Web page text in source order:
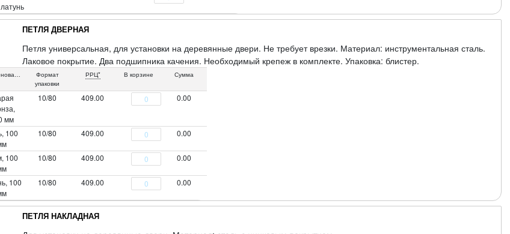
ПЕТЛЯ ДВЕРНАЯ
Петля универсальная, для установки на деревянные двери. Не требует врезки. Материал: инструментальная сталь.
Лаковое покрытие. Два подшипника качения. Необходимый крепеж в комплекте. Упаковка: блистер.
Наименование
Формат
упаковки
РРЦ* В корзине Сумма
мм
10/80 409.00 0.00
100
10/80 409.00 0.00
100
10/80 409.00 0.00
100
10/80 409.00 0.00
ПЕТЛЯ НАКЛАДНАЯ